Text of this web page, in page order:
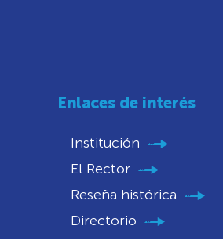
Enlaces de interés
Institución
El Rector
Reseña histórica
Directorio